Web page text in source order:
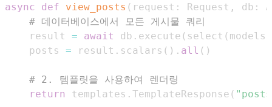
async
def view_posts ( request : Request , db :
# 데이터베이스에서 모든 게시물 쿼리
    result
= await db . execute ( select ( models
    posts
= result . scalars ( ) . all ( )
# 2. 템플릿을 사용하여 렌더링
return
templates . TemplateResponse (